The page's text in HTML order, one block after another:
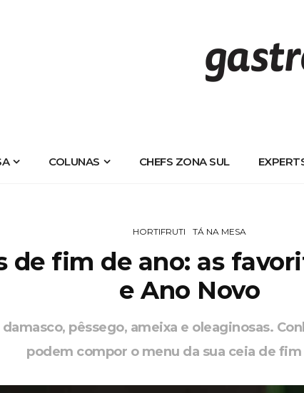
COLUNAS CHEFS ZONA SUL
HORTIFRUTI TÁ NA MESA
de fim de ano: as
e Ano Novo
damasco, pêssego, ameixa e oleaginosas.
podem compor o menu da sua ceia de fim